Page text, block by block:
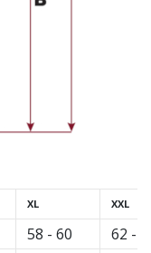
XL
58 - 60
XXL
62 -